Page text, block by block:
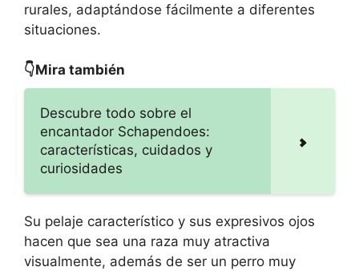
rurales, adaptándose fácilmente a diferentes
situaciones.
👇Mira también
Descubre todo sobre el
encantador Schapendoes:
características, cuidados y
curiosidades
Su pelaje característico y sus expresivos ojos
hacen que sea una raza muy atractiva
visualmente, además de ser un perro muy